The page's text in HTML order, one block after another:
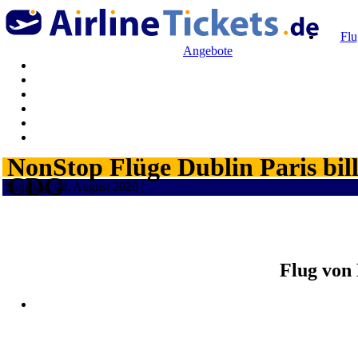
Angebote
NonStop Flüge Dublin Paris
CDG
Samstag, 08. August 2026 ¦
Flug von